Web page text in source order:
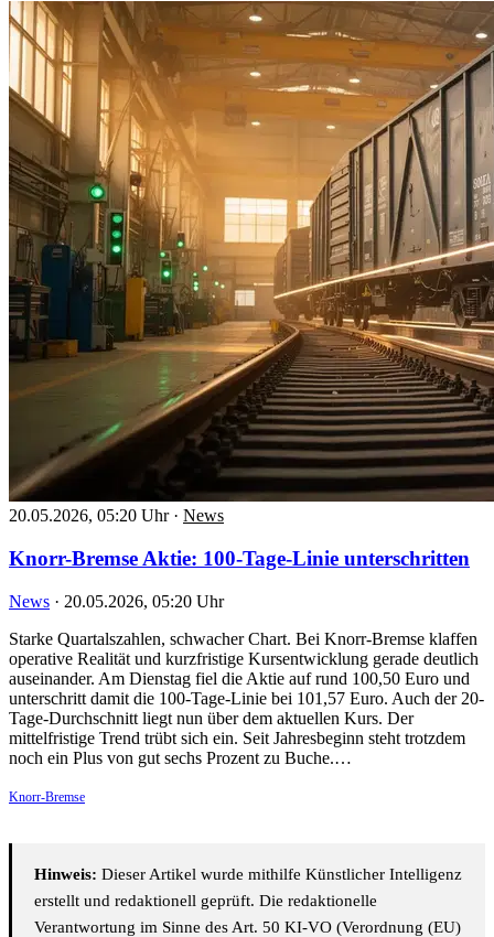
20.05.2026, 05:20 Uhr · News
Knorr-Bremse Aktie: 100-Tage-Linie unterschritten
News · 20.05.2026, 05:20 Uhr
Starke Quartalszahlen, schwacher Chart. Bei Knorr-Bremse klaffen
operative Realität und kurzfristige Kursentwicklung gerade deutlich
auseinander. Am Dienstag fiel die Aktie auf rund 100,50 Euro und
unterschritt damit die 100-Tage-Linie bei 101,57 Euro. Auch der 20-
Tage-Durchschnitt liegt nun über dem aktuellen Kurs. Der
mittelfristige Trend trübt sich ein. Seit Jahresbeginn steht trotzdem
noch ein Plus von gut sechs Prozent zu Buche.…
Knorr-Bremse
Hinweis: Dieser Artikel wurde mithilfe Künstlicher Intelligenz
erstellt und redaktionell geprüft. Die redaktionelle
Verantwortung im Sinne des Art. 50 KI-VO (Verordnung (EU)